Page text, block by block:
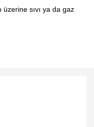
üzerine sıvı ya da gaz